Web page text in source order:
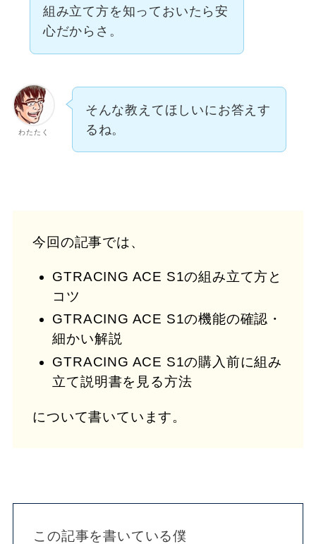
組み立て方を知っておいたら安
心だからさ。
わたたく
そんな教えてほしいにお答えす
るね。
今回の記事では、
GTRACING ACE S1の組み立て方と
コツ
GTRACING ACE S1の機能の確認・
細かい解説
GTRACING ACE S1の購入前に組み
立て説明書を見る方法
について書いています。
この記事を書いている僕